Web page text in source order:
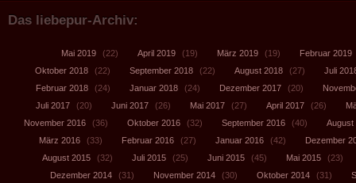
Das liebepur-Archiv:
Mai 2019 (22) April 2019 (19) März 2019 (19) Februar 2019
Oktober 2018
(22) September 2018 (22) August 2018 (27)
Juli
Februar 2018
(24) Januar 2018 (24) Dezember 2017 (20)
Juli 2017
(20) Juni 2017 (26) Mai 2017 (27) April 2017 (26)
November 2016
(36) Oktober 2016 (32) September 2016 (40)
August
März 2016
(33) Februar 2016 (27) Januar 2016 (42)
Dezember
August 2015
(32) Juli 2015 (25) Juni 2015 (45) Mai 2015
(23)
Dezember 2014
(31) November 2014 (30) Oktober 2014 (31)